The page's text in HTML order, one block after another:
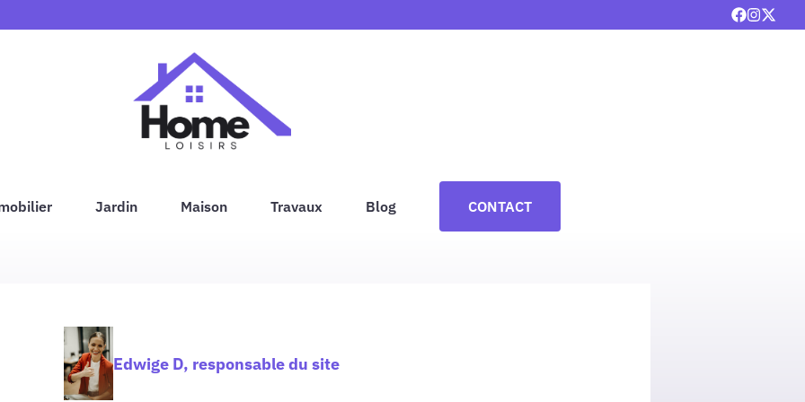
Jardin Maison Travaux Blog CONTACT
Edwige D, responsable du site